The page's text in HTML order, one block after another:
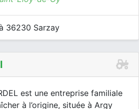
36230 Sarzay
est une entreprise familiale
à l’origine, située à Argy